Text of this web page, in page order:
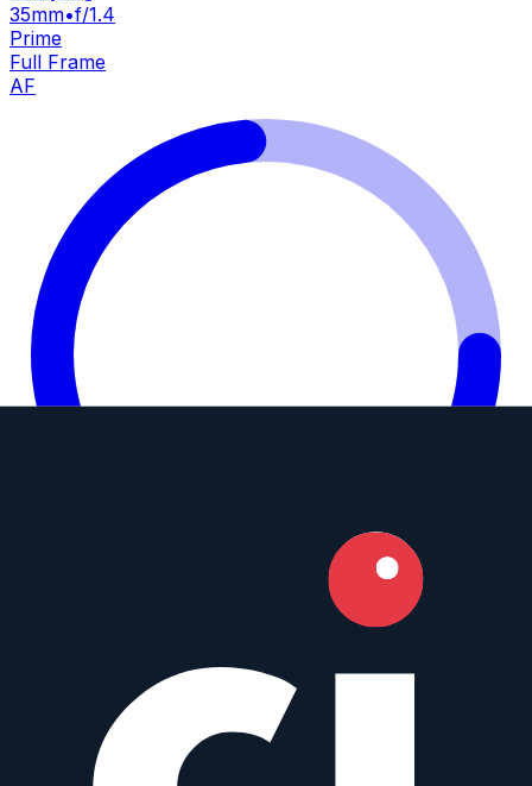
35mm•f/1.4
Prime
Full Frame
AF
35mm
Micro Four Thirds
Sony E +10
Wide angle